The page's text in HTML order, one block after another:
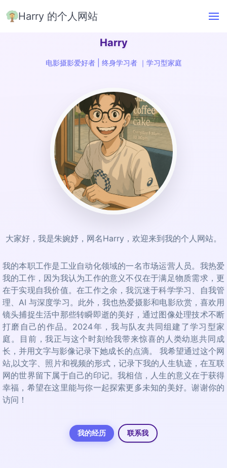
Harry 的个人网站
Harry
电影摄影爱好者 | 终身学习者 ｜学习型家庭
大家好，我是朱婉妤，网名Harry，欢迎来到我的个人网站。
我的本职工作是工业自动化领域的一名市场运营人员。我热爱
我的工作，因为我认为工作的意义不仅在于满足物质需求，更
在于实现自我价值。在工作之余，我沉迷于科学学习、自我管
理、AI 与深度学习。此外，我也热爱摄影和电影欣赏，喜欢用
镜头捕捉生活中那些转瞬即逝的美好，通过图像处理技术不断
打磨自己的作品。2024年，我与队友共同组建了学习型家
庭。目前，我正与这个时刻给我带来惊喜的人类幼崽共同成
长，并用文字与影像记录下她成长的点滴。 我希望通过这个网
站,以文字、照片和视频的形式，记录下我的人生轨迹，在互联
网的世界留下属于自己的印记。我相信，人生的意义在于获得
幸福，希望在这里能与你一起探索更多未知的美好。谢谢你的
访问！
我的经历 联系我